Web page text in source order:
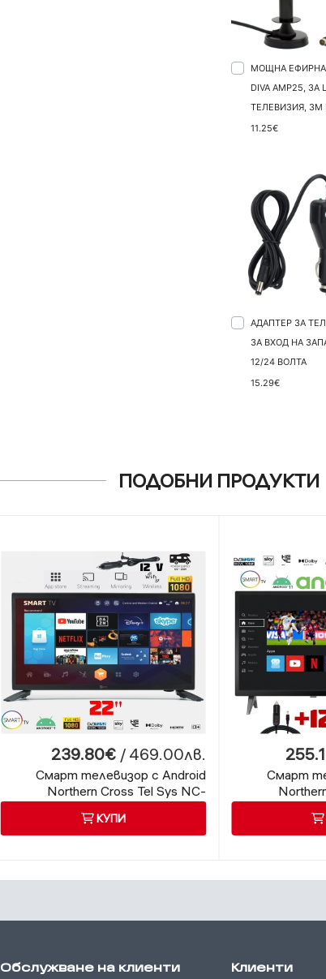
МОЩНА ЕФИРНА
DIVA AMP25,
ТЕЛЕВИЗИЯ, 3М
11.25€
АДАПТЕР ЗА
ЗА ВХОД НА
12/24 ВОЛТА
15.29€
ПОДОБНИ ПРОДУКТИ
239.80€ / 469.00лв.
Смарт телевизор с Android
Northern Cross Tel Sys NC-
SMART22 LX SLIM, 22 инча, 12
КУПИ
Смарт
Обслужване на клиенти Клиенти